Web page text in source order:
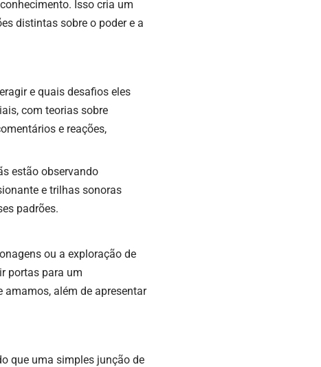
Isso cria um
distintas sobre o poder e a
e quais desafios eles
com teorias sobre
e reações,
estão observando
e trilhas sonoras
padrões.
ou a exploração de
portas para um
além de apresentar
que uma simples junção de